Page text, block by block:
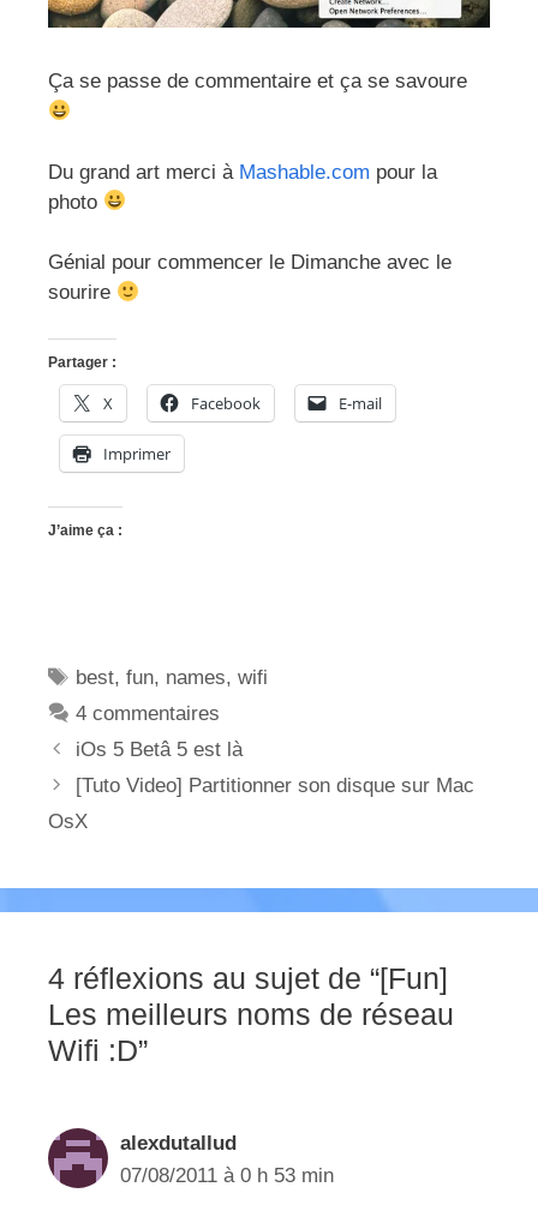
Ça se passe de commentaire et ça se savoure
Du grand art merci à Mashable.com pour la
photo
Génial pour commencer le Dimanche avec le
sourire
Partager :
X Facebook E-mail
Imprimer
J’aime ça :
Étiquettes
best,fun, names,wifi
4 commentaires
iOs 5 Betâ 5 est là
[Tuto Video] Partitionner son disque sur Mac
OsX
4 réflexions au sujet de “[Fun]
Les meilleurs noms de réseau
Wifi :D”
alexdutallud
07/08/2011 à 0 h 53 min